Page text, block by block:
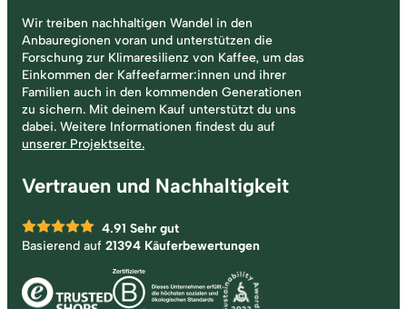
Wir treiben nachhaltigen Wandel in den
Anbauregionen voran und unterstützen die
Forschung zur Klimaresilienz von Kaffee, um das
Einkommen der Kaffeefarmer:innen und ihrer
Familien auch in den kommenden Generationen
zu sichern. Mit deinem Kauf unterstützt du uns
dabei. Weitere Informationen findest du auf
unserer Projektseite.
Vertrauen und Nachhaltigkeit
4.91 Sehr gut
Basierend auf 21394 Käuferbewertungen